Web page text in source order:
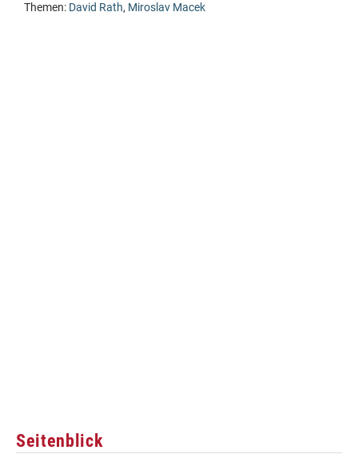
Themen: David Rath, Miroslav Macek
Seitenblick